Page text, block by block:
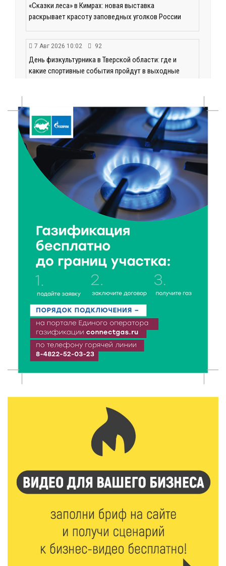
«Сказки леса» в Кимрах: новая выставка
раскрывает красоту заповедных уголков России
7 Авг 2026 10:02 92
День физкультурника в Тверской области: где и
какие спортивные события пройдут в выходные
“Посольство Дружбы” стартовало в Твери:
школьники из Твери и Палестины объединились
ради диалога культур
7 Авг 2026 09:02 152
От зарядки до ПДД: как в Твери детям прививают
здоровый образ жизни и навыки дорожной
безопасности
6 Авг 2026 23:07 384
От ливней к ясным дням: как изменится погода в
Твери в начале августа
6 Авг 2026 22:02 375
В Твери прошла акция «Светлячок»: как сделать
ребенка видимым для водителей в любую погоду
6 Авг 2026 21:15 314
Водителям региона напоминают о правилах
Триумф на воде: Тверская область взяла 13 медалей
и командный зачёт первенства России по гребле
517
итоги смены в ВДЦ «Океан»
Забота о пациентах и врачах: в ГКБ №7 стало ещё
комфортнее
373